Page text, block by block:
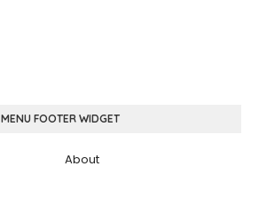
MENU FOOTER WIDGET
About